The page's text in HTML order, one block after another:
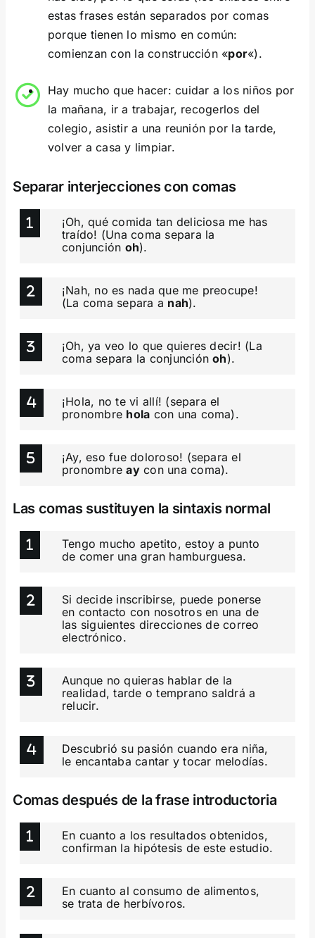
estas frases están separados por comas
porque tienen lo mismo en común:
comienzan con la construcción «por«).
Hay mucho que hacer: cuidar a los niños por
la mañana, ir a trabajar, recogerlos del
colegio, asistir a una reunión por la tarde,
volver a casa y limpiar.
Separar interjecciones con comas
¡Oh, qué comida tan deliciosa me has
traído! (Una coma separa la
conjunción oh).
¡Nah, no es nada que me preocupe!
(La coma separa a nah).
¡Oh, ya veo lo que quieres decir! (La
coma separa la conjunciónoh).
¡Hola, no te vi allí! (separa el
pronombre hola con una coma).
¡Ay, eso fue doloroso! (separa el
pronombreaycon una coma).
Las comas sustituyen la sintaxis normal
Tengo mucho apetito, estoy a punto
de comer una gran hamburguesa.
Si decide inscribirse, puede ponerse
en contacto con nosotros en una de
las siguientes direcciones de correo
electrónico.
Aunque no quieras hablar de la
realidad, tarde o temprano saldrá a
relucir.
Descubrió su pasión cuando era niña,
le encantaba cantar y tocar melodías.
Comas después de la frase introductoria
En cuanto a los resultados obtenidos,
confirman la hipótesis de este estudio.
En cuanto al consumo de alimentos,
se trata de herbívoros.